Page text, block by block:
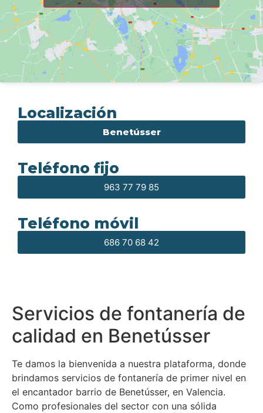
Localización
Benetússer
Teléfono fijo
963 77 79 85
Teléfono móvil
686 70 68 42
Servicios de fontanería de
calidad en Benetússer
Te damos la bienvenida a nuestra plataforma, donde
brindamos servicios de fontanería de primer nivel en
el encantador barrio de Benetússer, en Valencia.
Como profesionales del sector con una sólida